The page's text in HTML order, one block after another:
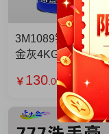
3M1089钣金灰
金灰4KG 单罐
￥ 130 .00